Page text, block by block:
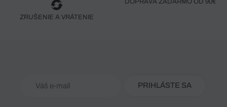
ZRUŠENIE A VRÁTENIE
DOPRAVA ZADARMO OD 90€
PRIHLÁSTE SA